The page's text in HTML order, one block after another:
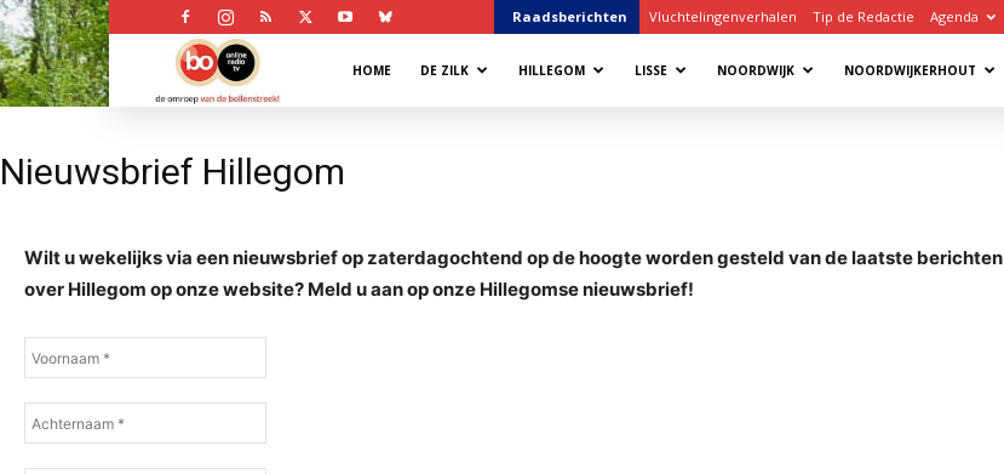
Raadsberichten Vluchtelingenverhalen Tip de Redactie Agenda
Bollenstreek
HOME DE ZILK HILLEGOM LISSE NOORDWIJK NOORDWIJKERHOUT
Nieuwsbrief Hillegom
Wilt uwekelijks via een nieuwsbrief op zaterdagochtend op de hoogte worden gesteld van de laatste berichten
over Hillegom op onze website? Meld u aan op onze Hillegomse nieuwsbrief!